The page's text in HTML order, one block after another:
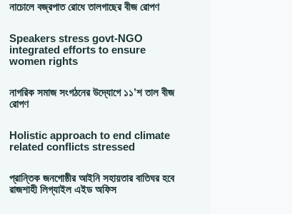
নাচোলে বজ্রপাত রোধে তালগাছের বীজ রোপণ
Speakers stress govt-NGO
integrated efforts to ensure
women rights
নাগরিক সমাজ সংগঠনের উদ্যোগে ১১’শ তাল বীজ
রোপণ
Holistic approach to end climate
related conflicts stressed
প্রান্তিক জনগোষ্ঠীর আইনি সহায়তার বাতিঘর হবে
রাজশাহী লিগ্যাইল এইড অফিস